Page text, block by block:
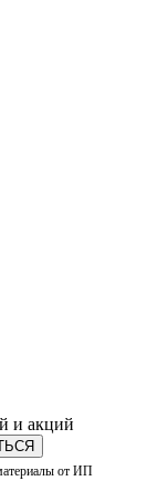
и акций
от ИП